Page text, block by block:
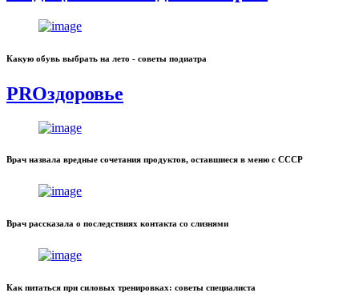
Какую обувь выбрать на лето - советы подиатра
PROздоровье
Врач назвала вредные сочетания продуктов, оставшиеся в меню с СССР
Врач рассказала о последствиях контакта со слизнями
Как питаться при силовых тренировках: советы специалиста